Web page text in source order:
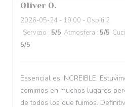
Oliver O
2026-05-24 - 19:00 - Ospiti 2
Servizio : 5/5 Atmosfera : 5/5
5/5
Essencial es INCREIBLE.
comimos en muchos lugares
de todos los que fuimos.